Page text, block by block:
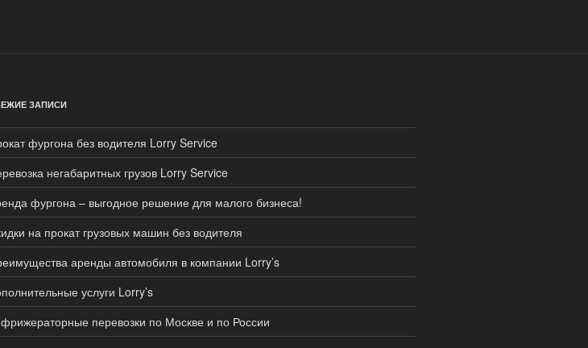
ЗАПИСИ
фургона без водителя Lorry Service
негабаритных грузов Lorry Service
фургона – выгодное решение для малого бизнеса!
на прокат грузовых машин без водителя
аренды автомобиля в компании Lorry’s
услуги Lorry’s
перевозки по Москве и по России